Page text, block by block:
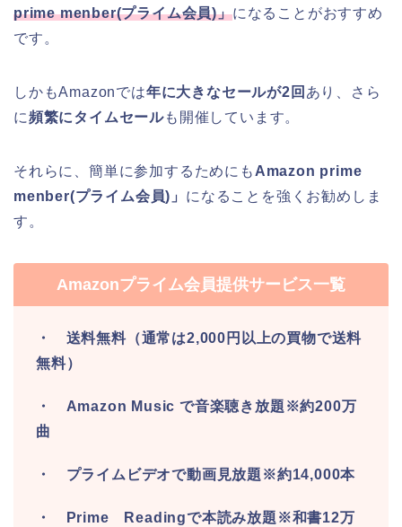
prime menber(プライム会員)」になることがおすすめ
です。
しかもAmazonでは年に大きなセールが2回 あり、さら
に頻繁にタイムセールも開催しています。
それらに、簡単に参加するためにも Amazon prime
menber(プライム会員)」 になることを強くお勧めしま
す。
Amazonプライム会員提供サービス一覧
・ 送料無料（通常は2,000円以上の買物で送料
無料）
・ Amazon Music で音楽聴き放題※約200万
曲
・ プライムビデオで動画見放題※約14,000本
・ Prime Readingで本読み放題※和書12万